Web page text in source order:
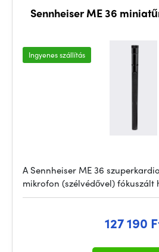
Sennheiser ME 36
Ingyenes szállítás
A Sennheiser ME 36
mikrofon (szélvédővel) fókuszált
127 190